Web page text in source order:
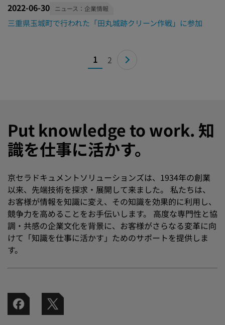
2022-06-30 ニュース：企業情報
三重県玉城町で行われた「田丸城跡クリーン作戦」に参加
1 2
Put knowledge to work. 知
識を仕事に活かす。
京セラドキュメントソリューションズは、1934年の創業
以来、先端技術を探求・展開して来ました。 私たちは、
お客様が情報を知識に変え、その知識を効果的に利用し、
競争力を高めることをお手伝いします。 高度な専門性と協
調・共感の企業文化を背景に、お客様がさらなる変革に向
けて「知識を仕事に活かす」ためのサポートを提供しま
す。